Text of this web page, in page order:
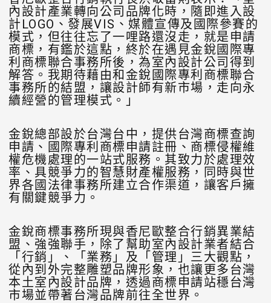
內設計產業轉向公司品牌化時，隨即進入設
計LOGO、發展VIS、媒體宣傳及國際參賽的
模式，但往往忘了一哩路還沒走，就是申請
商標，有鑑於這點，終於在遇見金銳國際專
利商標聯合事務所後，為室內設計公司得到
解答。我期待藉由和金銳國際專利商標聯合
事務所的結盟，讓設計師有新市場，走向永
續經營的管理模式。」
金銳總部設於台灣台中，提供台灣商標查詢
申請、國際專利商標申請註冊、商標侵權維
權危機處理的一站式服務。其致力於處理效
率、具競爭力的智慧財產權服務，同時與世
界各國法律事務所建立合作渠道，讓客戶擁
有關鍵競爭力。
金銳商標事務所現與香尼歐整合行銷異業結
盟、強強聯手，除了幫助室內設計業者結合
「行銷」、「業務」及「管理」三大觀點，
從內到外完整雕塑品牌形象，也讓更多台灣
本土室內設計品牌，透過商標申請站穩台灣
市場並帶著台灣品牌前往全世界。